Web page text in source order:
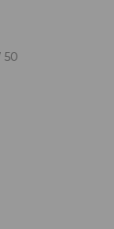
50